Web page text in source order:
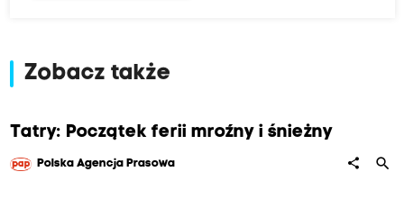
Zobacz także
Tatry: Początek ferii mroźny i śnieżny
Polska Agencja Prasowa share search